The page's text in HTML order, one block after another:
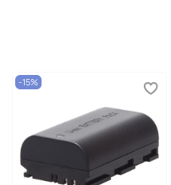
-15%